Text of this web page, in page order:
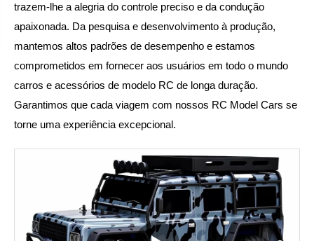
trazem-lhe a alegria do controle preciso e da condução
apaixonada. Da pesquisa e desenvolvimento à produção,
mantemos altos padrões de desempenho e estamos
comprometidos em fornecer aos usuários em todo o mundo
carros e acessórios de modelo RC de longa duração.
Garantimos que cada viagem com nossos RC Model Cars se
torne uma experiência excepcional.